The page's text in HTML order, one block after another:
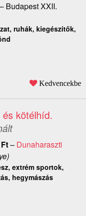
Budapest XXII.
ruhák, kiegészítők,
Kedvencekbe
kötélhíd.
Ft– Dunaharaszti
extrém sportok,
hegymászás